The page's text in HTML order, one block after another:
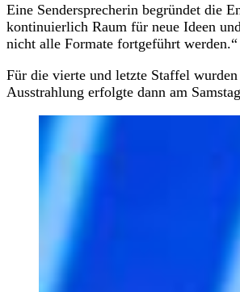
Eine Sendersprecherin begründet die
kontinuierlich Raum für neue Ideen
nicht alle Formate fortgeführt werden.“
Für die vierte und letzte Staffel
Ausstrahlung erfolgte dann am